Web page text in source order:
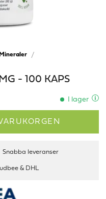
Mineraler
- 100 KAPS
I lager
Snabba leveranser
& DHL